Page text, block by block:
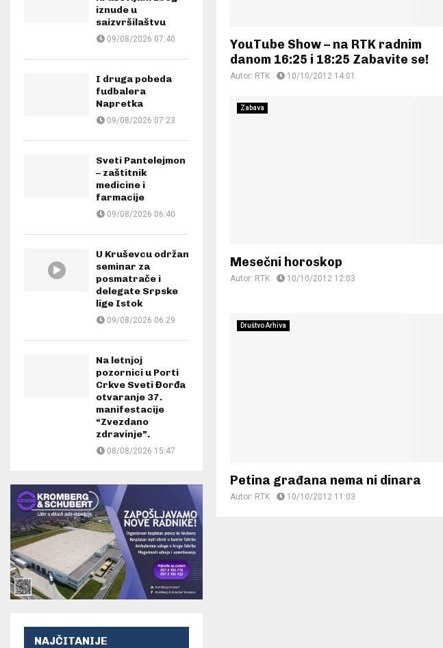
YouTube Show – na RTK radnim
danom 16:25 i 18:25 Zabavite se!
Autor: RTK 10/10/2012 14:01
Zabava
Mesečni horoskop
Autor: RTK 10/10/2012 12:03
Društvo Arhiva
Petina građana nema ni dinara
Autor: RTK 10/10/2012 11:03
iznude u
saizvršilaštvu
09/08/2026 07:40
I druga pobeda
fudbalera
Napretka
09/08/2026 07:23
Sveti Pantelejmon
– zaštitnik
medicine i
farmacije
09/08/2026 06:40
U Kruševcu održan
seminar za
posmatrače i
delegate Srpske
lige Istok
09/08/2026 06:29
Na letnjoj
pozornici u Porti
Crkve Sveti Đorđa
otvaranje 37.
manifestacije
“Zvezdano
zdravinje”.
08/08/2026 15:47
NAJČITANIJE